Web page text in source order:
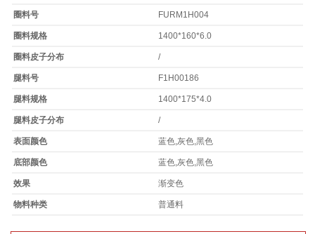
圈料号 FURM1H004
圈料规格 1400*160*6.0
圈料皮子分布 /
腿料号 F1H00186
腿料规格 1400*175*4.0
腿料皮子分布 /
表面颜色 蓝色,灰色,黑色
底部颜色 蓝色,灰色,黑色
效果 渐变色
物料种类 普通料